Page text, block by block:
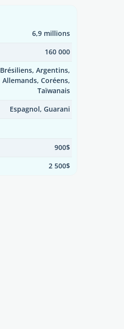
6,9 millions
160 000
Brésiliens, Argentins,
Allemands, Coréens,
Taïwanais
Espagnol, Guarani
900$
2 500$